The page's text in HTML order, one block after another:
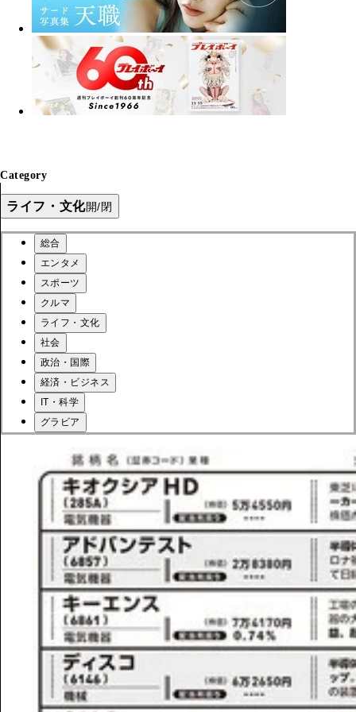
Category
ライフ・文化開/閉
総合
エンタメ
スポーツ
クルマ
ライフ・文化
社会
政治・国際
経済・ビジネス
IT・科学
グラビア